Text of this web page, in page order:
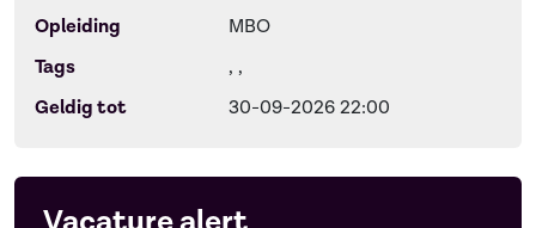
Opleiding
MBO
Tags
, ,
Geldig tot
30-09-2026 22:00